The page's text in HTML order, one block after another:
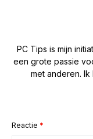
PC Tips is mijn
een grote passie
met anderen.
Reactie *